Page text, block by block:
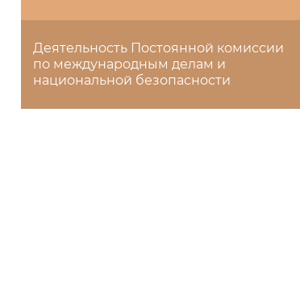
Деятельность Постоянной комиссии
по международным делам и
национальной безопасности